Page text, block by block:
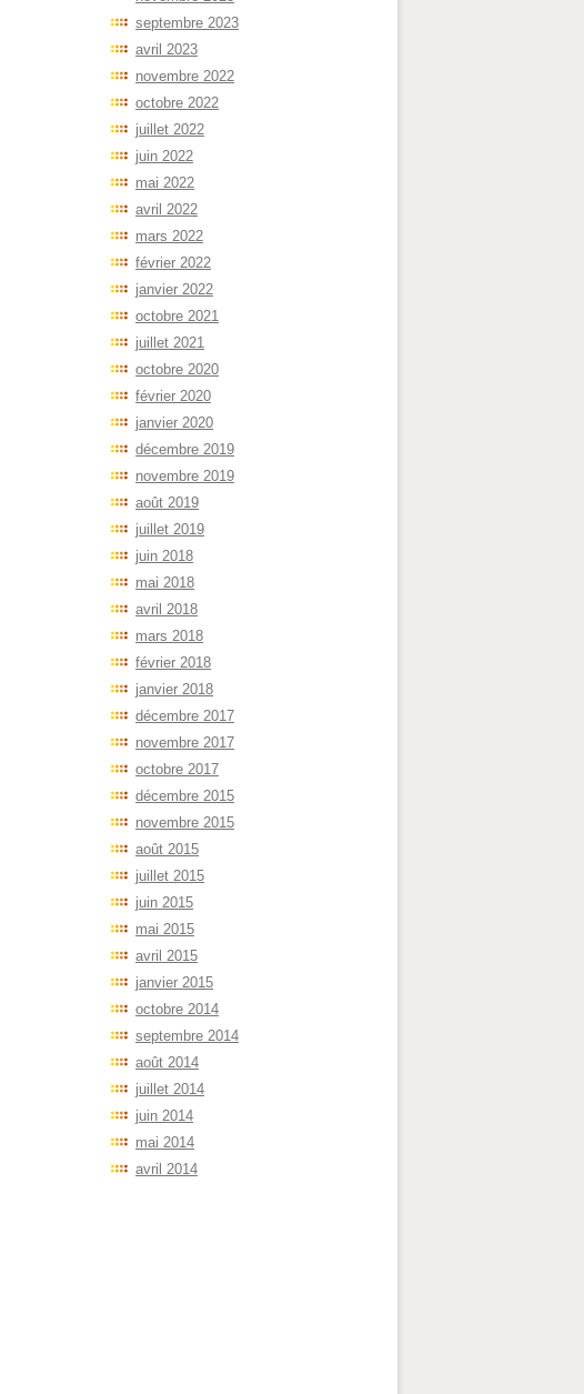
septembre 2023
avril 2023
novembre 2022
octobre 2022
juillet 2022
juin 2022
mai 2022
avril 2022
mars 2022
février 2022
janvier 2022
octobre 2021
juillet 2021
octobre 2020
février 2020
janvier 2020
décembre 2019
novembre 2019
août 2019
juillet 2019
juin 2018
mai 2018
avril 2018
mars 2018
février 2018
janvier 2018
décembre 2017
novembre 2017
octobre 2017
décembre 2015
novembre 2015
août 2015
juillet 2015
juin 2015
mai 2015
avril 2015
janvier 2015
octobre 2014
septembre 2014
août 2014
juillet 2014
juin 2014
mai 2014
avril 2014